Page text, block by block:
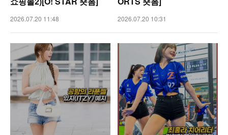
2026.07.20 11:48 2026.07.20 10:31